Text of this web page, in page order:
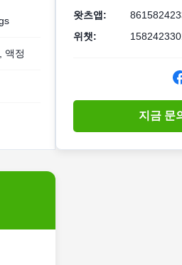
액정
왓츠앱:
위챗:
지금 문